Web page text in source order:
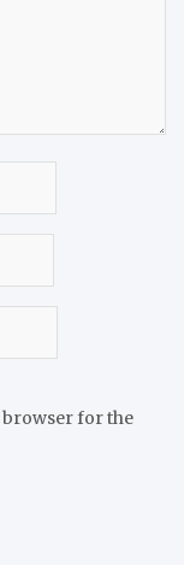
browser for the